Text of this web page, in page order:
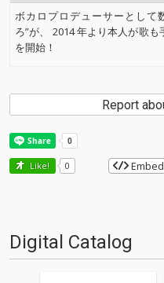
ボカロプロデューサーとして
ろ”が、 2014 年より本人が歌
を開始！
Report
Like! 0 Embed
Digital Catalog